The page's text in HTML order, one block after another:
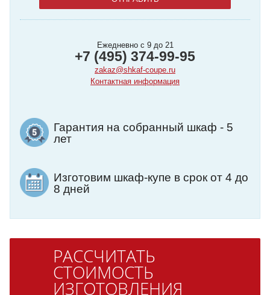
Ежедневно с 9 до 21
+7 (495) 374-99-95
zakaz@shkaf-coupe.ru
Контактная информация
Гарантия на собранный шкаф - 5
лет
Изготовим шкаф-купе в срок от 4 до
8 дней
РАССЧИТАТЬ
СТОИМОСТЬ
ИЗГОТОВЛЕНИЯ